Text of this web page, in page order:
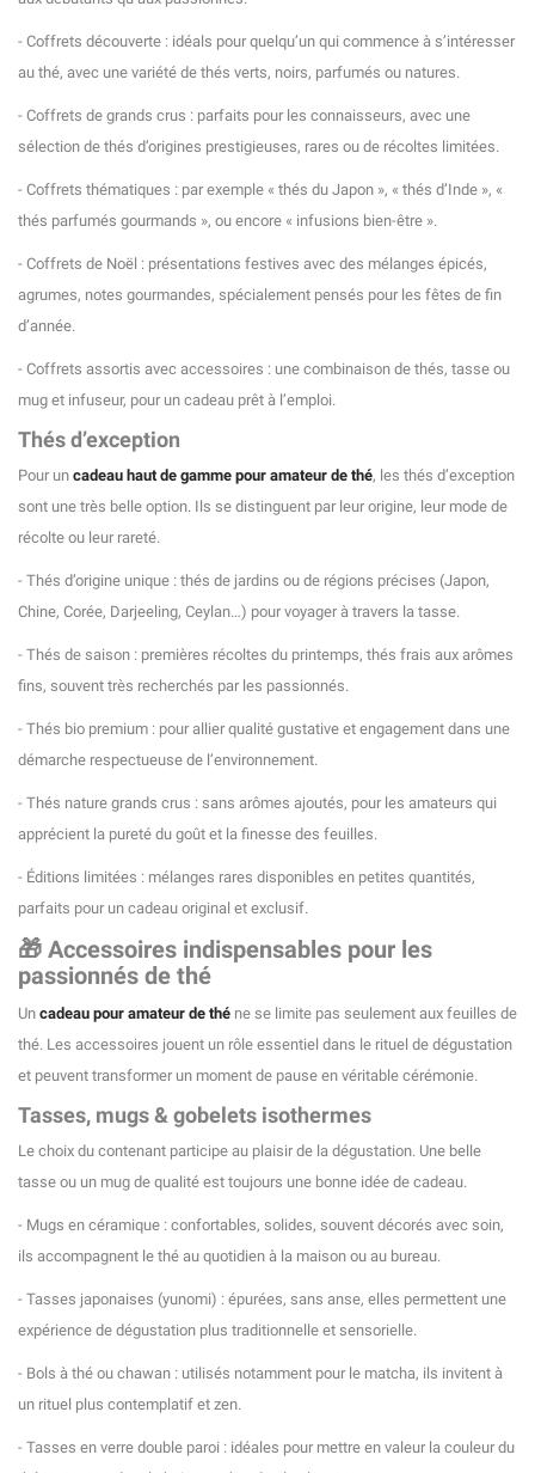
(1 avis)
- Coffrets découverte : idéals pour quelqu’un qui commence à s’intéresser
au thé, avec une variété de thés verts, noirs, parfumés ou natures.
- Coffrets de grands crus : parfaits pour les connaisseurs, avec une
sélection de thés d’origines prestigieuses, rares ou de récoltes limitées.
- Coffrets thématiques : par exemple « thés du Japon », « thés d’Inde », «
thés parfumés gourmands », ou encore « infusions bien-être ».
- Coffrets de Noël : présentations festives avec des mélanges épicés,
agrumes, notes gourmandes, spécialement pensés pour les fêtes de fin
d’année.
- Coffrets assortis avec accessoires : une combinaison de thés, tasse ou
mug et infuseur, pour un cadeau prêt à l’emploi.
Thés d’exception
Pour un cadeau haut de gamme pour amateur de thé, les thés d’exception
sont une très belle option. Ils se distinguent par leur origine, leur mode de
récolte ou leur rareté.
- Thés d’origine unique : thés de jardins ou de régions précises (Japon,
Chine, Corée, Darjeeling, Ceylan…) pour voyager à travers la tasse.
- Thés de saison : premières récoltes du printemps, thés frais aux arômes
fins, souvent très recherchés par les passionnés.
- Thés bio premium : pour allier qualité gustative et engagement dans une
démarche respectueuse de l’environnement.
- Thés nature grands crus : sans arômes ajoutés, pour les amateurs qui
apprécient la pureté du goût et la finesse des feuilles.
- Éditions limitées : mélanges rares disponibles en petites quantités,
parfaits pour un cadeau original et exclusif.
🎁 Accessoires indispensables pour les
passionnés de thé
Un cadeau pour amateur de thé ne se limite pas seulement aux feuilles de
thé. Les accessoires jouent un rôle essentiel dans le rituel de dégustation
et peuvent transformer un moment de pause en véritable cérémonie.
Tasses, mugs & gobelets isothermes
Le choix du contenant participe au plaisir de la dégustation. Une belle
tasse ou un mug de qualité est toujours une bonne idée de cadeau.
- Mugs en céramique : confortables, solides, souvent décorés avec soin,
ils accompagnent le thé au quotidien à la maison ou au bureau.
- Tasses japonaises (yunomi) : épurées, sans anse, elles permettent une
expérience de dégustation plus traditionnelle et sensorielle.
- Bols à thé ou chawan : utilisés notamment pour le matcha, ils invitent à
un rituel plus contemplatif et zen.
- Tasses en verre double paroi : idéales pour mettre en valeur la couleur du